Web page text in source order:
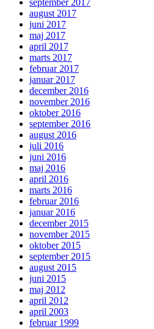
september 2017
august 2017
juni 2017
maj 2017
april 2017
marts 2017
februar 2017
januar 2017
december 2016
november 2016
oktober 2016
september 2016
august 2016
juli 2016
juni 2016
maj 2016
april 2016
marts 2016
februar 2016
januar 2016
december 2015
november 2015
oktober 2015
september 2015
august 2015
juni 2015
maj 2012
april 2012
april 2003
februar 1999